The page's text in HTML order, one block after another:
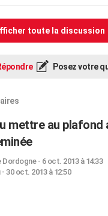
toute la discussion
Posez votre
mettre au plafond
Dordogne- 6 oct. 2013 à 14:33
- 30 oct. 2013 à 12:50